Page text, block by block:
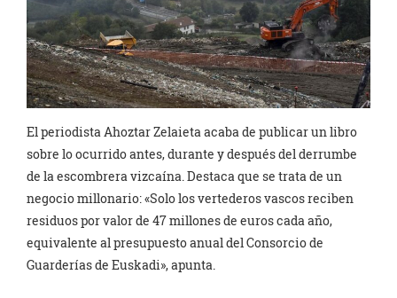
El periodista Ahoztar Zelaieta acaba de publicar un libro
sobre lo ocurrido antes, durante y después del derrumbe
de la escombrera vizcaína. Destaca que se trata de un
negocio millonario: «Solo los vertederos vascos reciben
residuos por valor de 47 millones de euros cada año,
equivalente al presupuesto anual del Consorcio de
Guarderías de Euskadi», apunta.